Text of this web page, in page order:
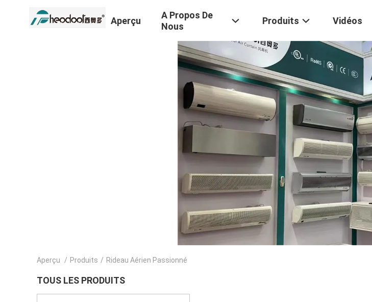
Aperçu
A Propos De
Nous
Produits Vidéos
Aperçu / Produits / Rideau Aérien Passionné
TOUS LES PRODUITS